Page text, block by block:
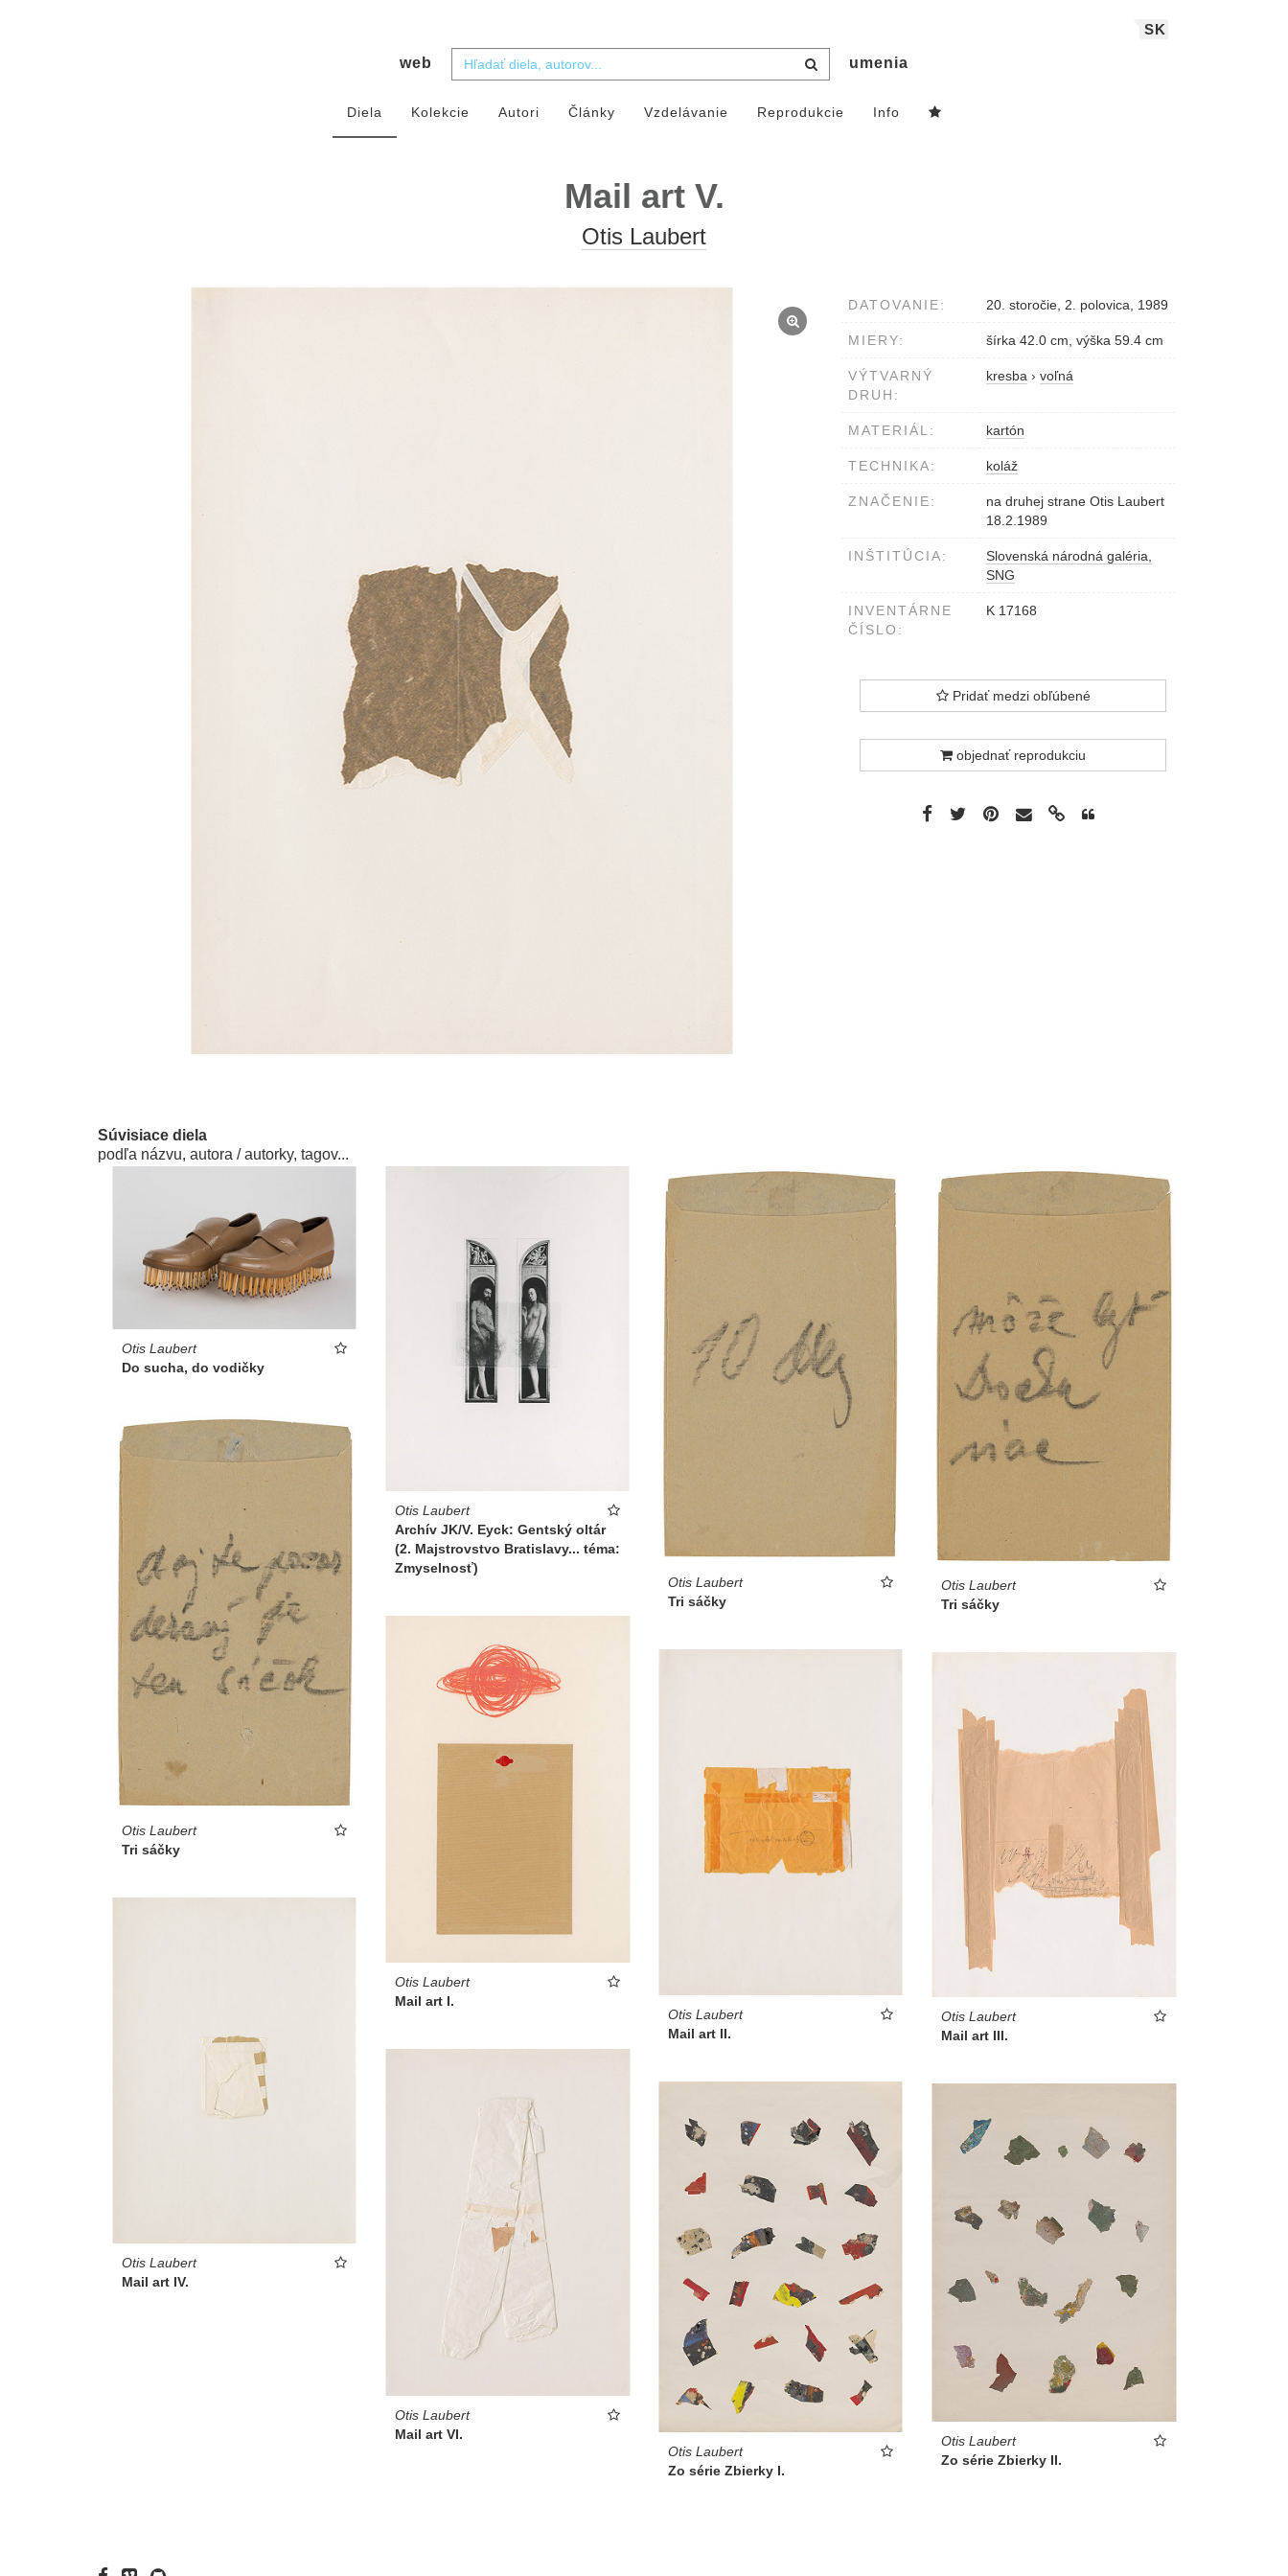
SK
web umenia
Diela Kolekcie Autori Články Vzdelávanie Reprodukcie Info
Mail art V.
Otis Laubert
DATOVANIE: 20. storočie, 2. polovica, 1989
MIERY: šírka 42.0 cm, výška 59.4 cm
VÝTVARNÝ
DRUH:
kresba › voľná
MATERIÁL: kartón
TECHNIKA: koláž
ZNAČENIE:
na druhej strane Otis Laubert
18.2.1989
INŠTITÚCIA:
Slovenská národná galéria,
SNG
INVENTÁRNE
ČÍSLO:
K 17168
Pridať medzi obľúbené
objednať reprodukciu
Súvisiace diela
podľa názvu, autora / autorky, tagov...
Otis Laubert
Do sucha, do vodičky
Otis Laubert
Archív JK/V. Eyck: Gentský oltár
(2. Majstrovstvo Bratislavy... téma:
Zmyselnosť)
Otis Laubert
Tri sáčky
Otis Laubert
Tri sáčky
Otis Laubert
Tri sáčky
Otis Laubert
Mail art I.
Otis Laubert
Mail art II.
Otis Laubert
Mail art III.
Otis Laubert
Mail art IV.
Otis Laubert
Mail art VI.
Otis Laubert
Zo série Zbierky I.
Otis Laubert
Zo série Zbierky II.